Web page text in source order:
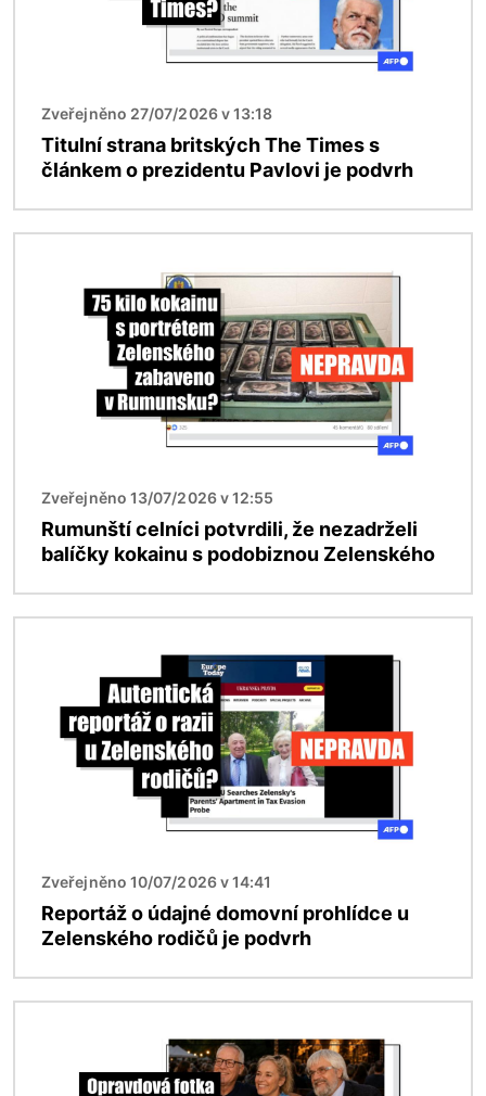
Zveřejněno 27/07/2026 v 13:18
Titulní strana britských The Times s
článkem o prezidentu Pavlovi je podvrh
Zveřejněno 13/07/2026 v 12:55
Rumunští celníci potvrdili, že nezadrželi
balíčky kokainu s podobiznou Zelenského
Zveřejněno 10/07/2026 v 14:41
Reportáž o údajné domovní prohlídce u
Zelenského rodičů je podvrh